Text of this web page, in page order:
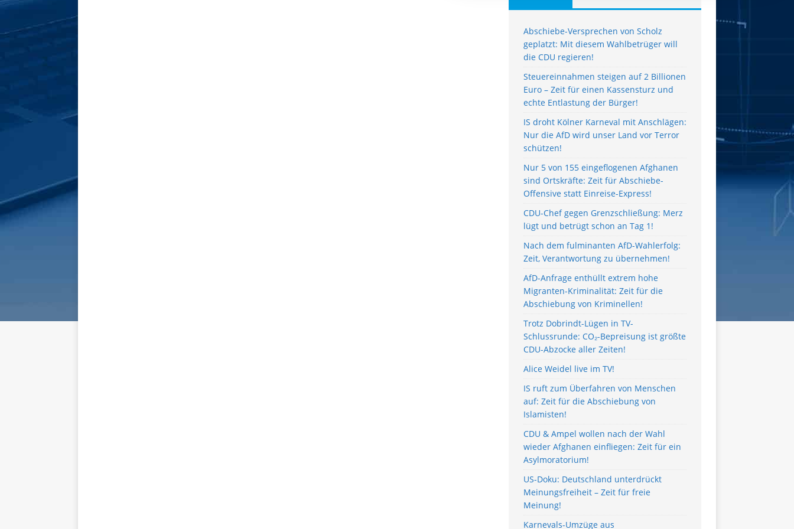
Abschiebe-Versprechen von Scholz
geplatzt: Mit diesem Wahlbetrüger will
die CDU regieren!
Steuereinnahmen steigen auf 2 Billionen
Euro – Zeit für einen Kassensturz und
echte Entlastung der Bürger!
IS droht Kölner Karneval mit Anschlägen:
Nur die AfD wird unser Land vor Terror
schützen!
Nur 5 von 155 eingeflogenen Afghanen
sind Ortskräfte: Zeit für Abschiebe-
Offensive statt Einreise-Express!
CDU-Chef gegen Grenzschließung: Merz
lügt und betrügt schon an Tag 1!
Nach dem fulminanten AfD-Wahlerfolg:
Zeit, Verantwortung zu übernehmen!
AfD-Anfrage enthüllt extrem hohe
Migranten-Kriminalität: Zeit für die
Abschiebung von Kriminellen!
Trotz Dobrindt-Lügen in TV-
Schlussrunde: CO₂-Bepreisung ist größte
CDU-Abzocke aller Zeiten!
Alice Weidel live im TV!
IS ruft zum Überfahren von Menschen
auf: Zeit für die Abschiebung von
Islamisten!
CDU & Ampel wollen nach der Wahl
wieder Afghanen einfliegen: Zeit für ein
Asylmoratorium!
US-Doku: Deutschland unterdrückt
Meinungsfreiheit – Zeit für freie
Meinung!
Karnevals-Umzüge aus